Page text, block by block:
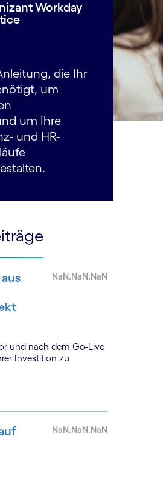
Workday
die Ihr
um
um Ihre
und HR-
NaN.NaN.NaN
und nach dem Go-Live
Investition zu
NaN.NaN.NaN